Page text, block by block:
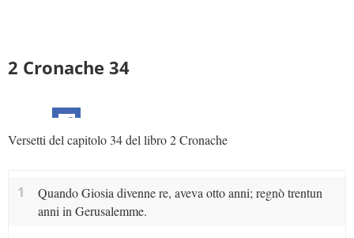
2 Cronache 34
Versetti del capitolo 34 del libro 2 Cronache
1
Quando Giosia divenne re, aveva otto anni; regnò trentun
anni in Gerusalemme.